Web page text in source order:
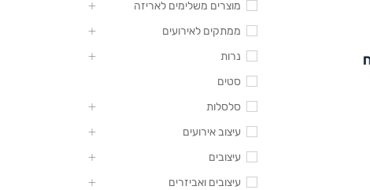
מוצרים משלימים לאריזה
ממתקים לאירועים
נרות
סטים
סלסלות
עיצוב אירועים
עיצובים
עיצובים ואביזרים